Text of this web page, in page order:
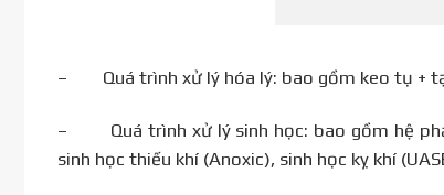
– Quá trình xử lý hóa lý: bao gồm keo tụ +
– Quá trình xử lý sinh học: bao gồm hệ phản
sinh học thiếu khí (Anoxic), sinh học kỵ khí